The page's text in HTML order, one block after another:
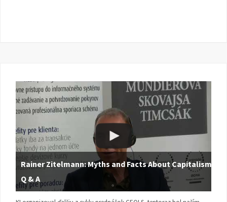
Rainer Zitelmann: Myths and Facts About Capitalism |
Q & A